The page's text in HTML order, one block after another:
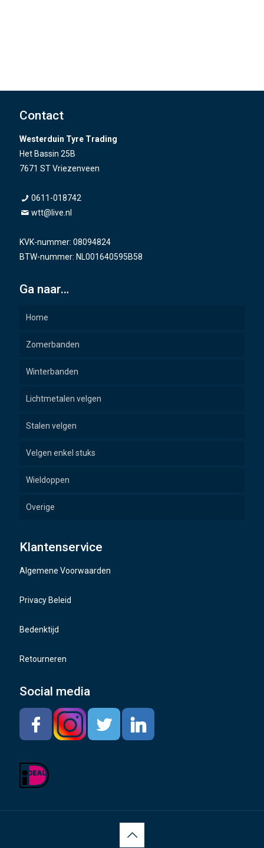
Contact
Westerduin Tyre Trading
Het Bassin 25B
7671 ST Vriezenveen
0611-018742
wtt@live.nl
KVK-nummer: 08094824
BTW-nummer: NL001640595B58
Ga naar…
Home
Zomerbanden
Winterbanden
Lichtmetalen velgen
Stalen velgen
Velgen enkel stuks
Wieldoppen
Overige
Klantenservice
Algemene Voorwaarden
Privacy Beleid
Bedenktijd
Retourneren
Social media